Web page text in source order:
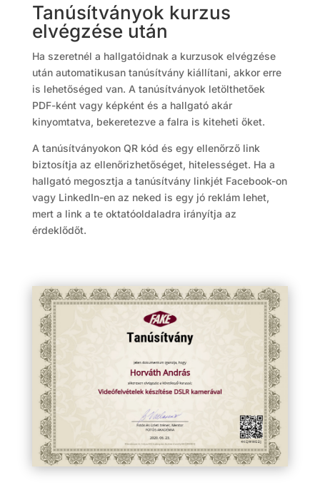
Tanúsítványok kurzus
elvégzése után
Ha szeretnél a hallgatóidnak a kurzusok elvégzése
után automatikusan tanúsítvány kiállítani, akkor erre
is lehetőséged van. A tanúsítványok letölthetőek
PDF-ként vagy képként és a hallgató akár
kinyomtatva, bekeretezve a falra is kiteheti őket.
A tanúsítványokon QR kód és egy ellenőrző link
biztosítja az ellenőrizhetőséget, hitelességet. Ha a
hallgató megosztja a tanúsítvány linkjét Facebook-on
vagy LinkedIn-en az neked is egy jó reklám lehet,
mert a link a te oktatóoldaladra irányítja az
érdeklődőt.